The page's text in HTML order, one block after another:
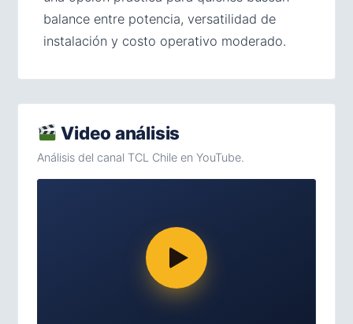
balance entre potencia, versatilidad de
instalación y costo operativo moderado.
Video análisis
Análisis del canal TCL Chile en YouTube.